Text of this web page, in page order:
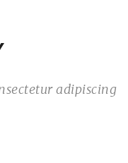
adipiscing